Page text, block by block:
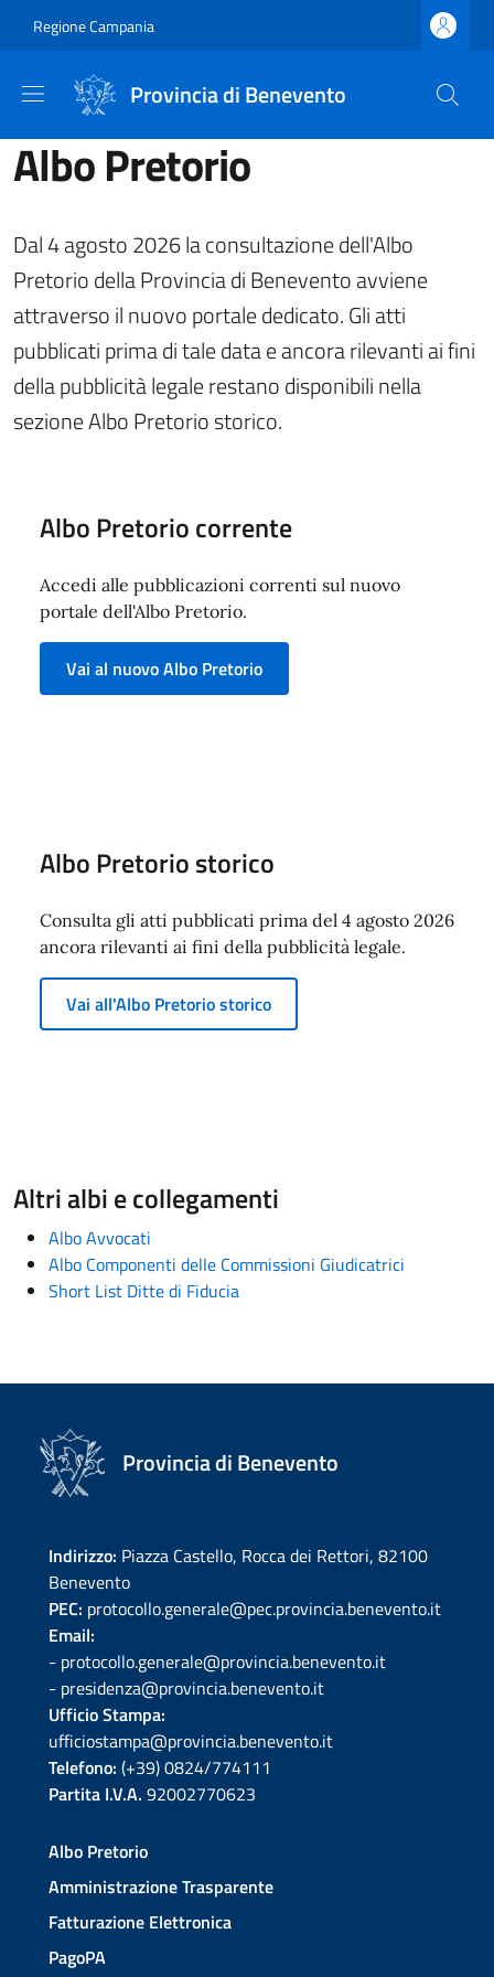
Regione Campania
Provincia di Benevento
Albo Pretorio
Dal 4 agosto 2026 la consultazione dell'Albo
Pretorio della Provincia di Benevento avviene
attraverso il nuovo portale dedicato. Gli atti
pubblicati prima di tale data e ancora rilevanti ai fini
della pubblicità legale restano disponibili nella
sezione Albo Pretorio storico.
Albo Pretorio corrente
Accedi alle pubblicazioni correnti sul nuovo
portale dell'Albo Pretorio.
Vai al nuovo Albo Pretorio
Albo Pretorio storico
Consulta gli atti pubblicati prima del 4 agosto 2026
ancora rilevanti ai fini della pubblicità legale.
Vai all'Albo Pretorio storico
Altri albi e collegamenti
Albo Avvocati
Albo Componenti delle Commissioni Giudicatrici
Short List Ditte di Fiducia
Provincia di Benevento
Indirizzo: Piazza Castello, Rocca dei Rettori, 82100
Benevento
PEC: protocollo.generale@pec.provincia.benevento.it
Email:
- protocollo.generale@provincia.benevento.it
- presidenza@provincia.benevento.it
Ufficio Stampa:
ufficiostampa@provincia.benevento.it
Telefono: (+39) 0824/774111
Partita I.V.A. 92002770623
Albo Pretorio
Amministrazione Trasparente
Fatturazione Elettronica
PagoPA